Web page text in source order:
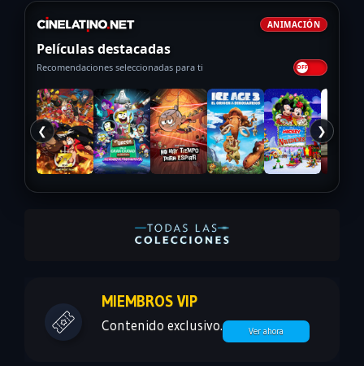
ANIMACIÓN
Películas destacadas
Recomendaciones seleccionadas para ti
❮ ❯
MIEMBROS VIP
Contenido exclusivo. Ver ahora